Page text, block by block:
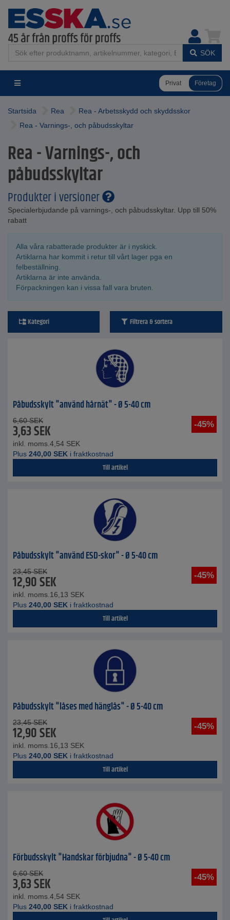
SÖK
Privat Företag
Startsida Rea
Rea - Arbetsskydd och skyddsskor
Rea - Varnings-, och påbudsskyltar
Rea - Varnings-, och
påbudsskyltar
Produkter i versioner
Specialerbjudande på varnings-, och påbudsskyltar. Upp till 50%
rabatt
Alla våra rabatterade produkter är i nyskick.
Artiklarna har kommit i retur till vårt lager pga en
felbeställning.
Artiklarna är inte använda.
Förpackningen kan i vissa fall vara bruten.
Kategori Filtrera & sortera
Påbudsskylt "använd hårnät" - Ø 5-40 cm
-45%
6,60 SEK
3,63SEK
inkl. moms. 4,54 SEK
Plus 240,00 SEK i fraktkostnad
Till artikel
Påbudsskylt "använd ESD-skor" - Ø 5-40 cm
-45%
23,45 SEK
12,90SEK
inkl. moms. 16,13 SEK
Plus 240,00 SEK i fraktkostnad
Till artikel
Påbudsskylt "låses med hänglås" - Ø 5-40 cm
-45%
23,45 SEK
12,90SEK
inkl. moms. 16,13 SEK
Plus 240,00 SEK i fraktkostnad
Till artikel
Förbudsskylt "Handskar förbjudna" - Ø 5-40 cm
-45%
6,60 SEK
3,63SEK
inkl. moms. 4,54 SEK
Plus 240,00 SEK i fraktkostnad